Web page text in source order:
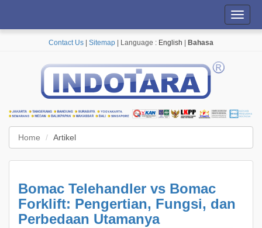
Contact Us Sitemap | Language : English Bahasa
Home Artikel
Bomac Telehandler vs Bomac
Forklift: Pengertian, Fungsi, dan
Perbedaan Utamanya